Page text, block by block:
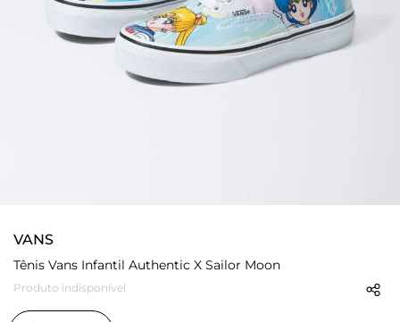
VANS
Tênis Vans Infantil Authentic X Sailor Moon
Produto indisponível